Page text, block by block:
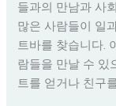
들과의 만남과 사
많은 사람들이 일
트바를 찾습니다.
람들을 만날 수 있
트를 얻거나 친구